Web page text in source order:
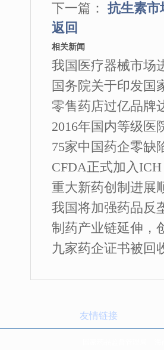
下一篇： 抗生素市
返回
相关新闻
我国医疗器械市场
国务院关于印发国
零售药店过亿品牌
2016年国内等级医
75家中国药企零缺
CFDA正式加入
重大新药创制进展
我国将加强药品反
制药产业链延伸，
九家药企证书被回
友情链接